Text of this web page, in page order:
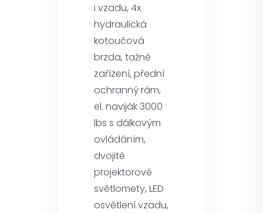
i vzadu, 4x
hydraulická
kotoučová
brzda, tažné
zařízení, přední
ochranný rám,
el. naviják 3000
lbs s dálkovým
ovládáním,
dvojité
projektorové
světlomety, LED
osvětlení vzadu,